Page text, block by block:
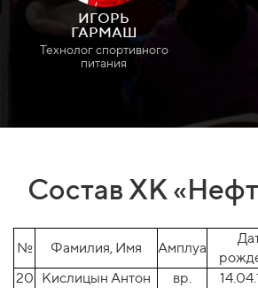
ИГОРЬ
ГАРМАШ
Технолог спортивного
питания
Состав ХК
№ Фамилия, Имя Амплуа
20 Кислицын Антон вр.